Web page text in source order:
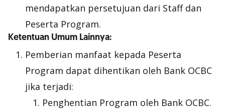
mendapatkan persetujuan dari Staff dan
Peserta Program.
Ketentuan Umum Lainnya:
Pemberian manfaat kepada Peserta
Program dapat dihentikan oleh Bank OCBC
jika terjadi:
Penghentian Program oleh Bank OCBC.